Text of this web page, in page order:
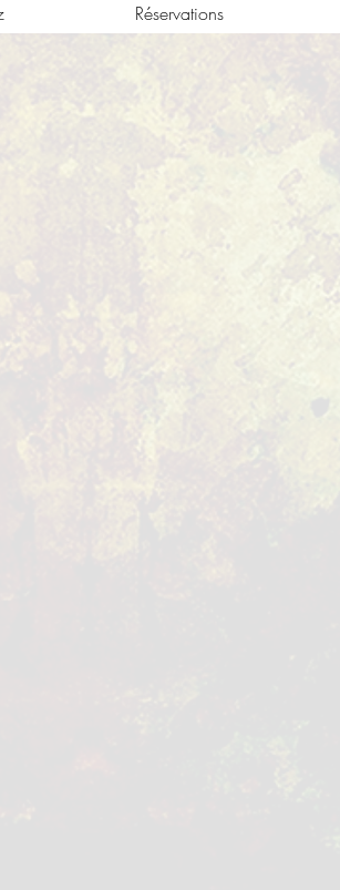
Réservations